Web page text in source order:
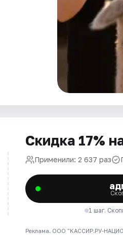
Скидка 17%
Применили: 2 637 раз
1 шаг.
Реклама. ООО "КАССИР.РУ-